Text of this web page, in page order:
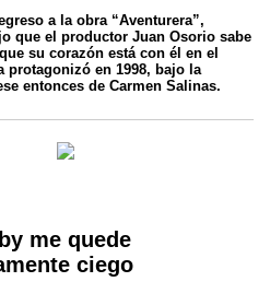
a la obra “Aventurera”,
que el productor Juan Osorio sabe
su corazón está con él en el
protagonizó en 1998, bajo la
entonces de Carmen Salinas.
me quede
ciego